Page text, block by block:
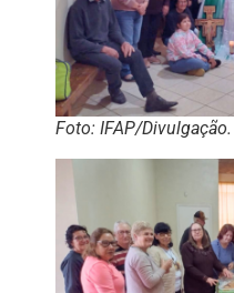
Foto: IFAP/Divulgação.